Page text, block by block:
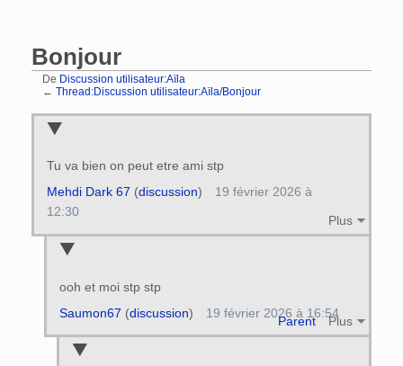
Bonjour
De Discussion utilisateur:Aïla
← Thread:Discussion utilisateur:Aïla/Bonjour
Tu va bien on peut etre ami stp
Plus
Mehdi Dark 67 (discussion)
19 février 2026 à
12:30
ooh et moi stp stp
Parent Plus
Saumon67 (discussion) 19 février 2026 à 16:54